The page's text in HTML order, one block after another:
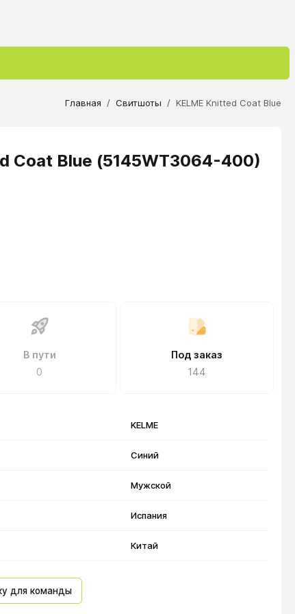
Главная Свитшоты KELME Knitted Сoat Blue
Сoat Blue (5145WT3064-400)
В пути
0
Под заказ
144
KELME
Синий
Мужской
Испания
Китай
для команды